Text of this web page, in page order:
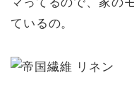
ているの。